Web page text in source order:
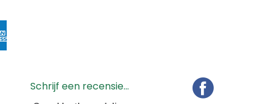
Schrijf een recensie...